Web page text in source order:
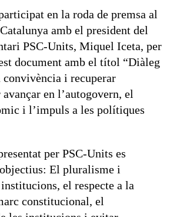
en la roda de premsa al
amb el president del
PSC-Units, Miquel Iceta, per
document amb el títol “Diàleg
i recuperar
avançar en l’autogovern, el
i l’impuls a les polítiques
per PSC-Units es
El pluralisme i
el respecte a la
constitucional, el